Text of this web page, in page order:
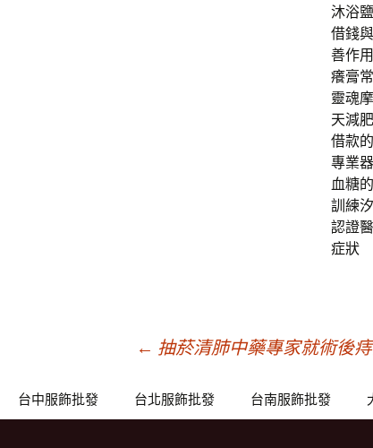
沐浴
借錢
善作
癢膏
靈魂
天減
借款
專業
血糖
訓練
認證
症狀
章
← 抽菸清肺中藥專家就術後
台中服飾批發 台北服飾批發 台南服飾批發